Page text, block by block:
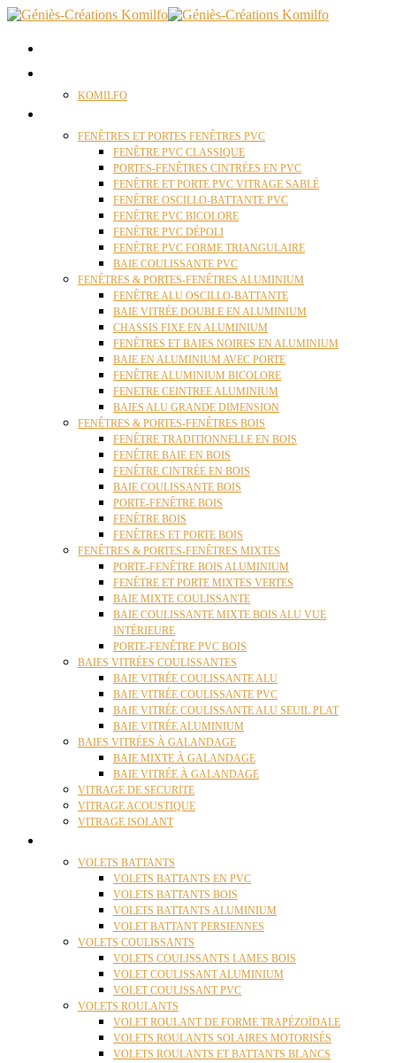
KOMILFO
FENÊTRES ET PORTES FENÊTRES PVC
FENÊTRE PVC CLASSIQUE
PORTES-FENÊTRES CINTRÉES EN PVC
FENÊTRE ET PORTE PVC VITRAGE SABLÉ
FENÊTRE OSCILLO-BATTANTE PVC
FENÊTRE PVC BICOLORE
FENÊTRE PVC DÉPOLI
FENÊTRE PVC FORME TRIANGULAIRE
BAIE COULISSANTE PVC
FENÊTRES & PORTES-FENÊTRES ALUMINIUM
FENÊTRE ALU OSCILLO-BATTANTE
BAIE VITRÉE DOUBLE EN ALUMINIUM
CHASSIS FIXE EN ALUMINIUM
FENÊTRES ET BAIES NOIRES EN ALUMINIUM
BAIE EN ALUMINIUM AVEC PORTE
FENÊTRE ALUMINIUM BICOLORE
FENETRE CEINTREE ALUMINIUM
BAIES ALU GRANDE DIMENSION
FENÊTRES & PORTES-FENÊTRES BOIS
FENÊTRE TRADITIONNELLE EN BOIS
FENÊTRE BAIE EN BOIS
FENÊTRE CINTRÉE EN BOIS
BAIE COULISSANTE BOIS
PORTE-FENÊTRE BOIS
FENÊTRE BOIS
FENÊTRES ET PORTE BOIS
FENÊTRES & PORTES-FENÊTRES MIXTES
PORTE-FENÊTRE BOIS ALUMINIUM
FENÊTRE ET PORTE MIXTES VERTES
BAIE MIXTE COULISSANTE
BAIE COULISSANTE MIXTE BOIS ALU VUE
INTÉRIEURE
PORTE-FENÊTRE PVC BOIS
BAIES VITRÉES COULISSANTES
BAIE VITRÉE COULISSANTE ALU
BAIE VITRÉE COULISSANTE PVC
BAIE VITRÉE COULISSANTE ALU SEUIL PLAT
BAIE VITRÉE ALUMINIUM
BAIES VITRÉES À GALANDAGE
BAIE MIXTE À GALANDAGE
BAIE VITRÉE À GALANDAGE
VITRAGE DE SECURITE
VITRAGE ACOUSTIQUE
VITRAGE ISOLANT
VOLETS BATTANTS
VOLETS BATTANTS EN PVC
VOLETS BATTANTS BOIS
VOLETS BATTANTS ALUMINIUM
VOLET BATTANT PERSIENNES
VOLETS COULISSANTS
VOLETS COULISSANTS LAMES BOIS
VOLET COULISSANT ALUMINIUM
VOLET COULISSANT PVC
VOLETS ROULANTS
VOLET ROULANT DE FORME TRAPÉZOÏDALE
VOLETS ROULANTS SOLAIRES MOTORISÉS
VOLETS ROULANTS ET BATTANTS BLANCS